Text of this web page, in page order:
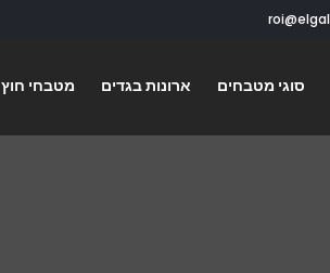
סוגי מטבחים ארונות בגדים מטבחי חוץ